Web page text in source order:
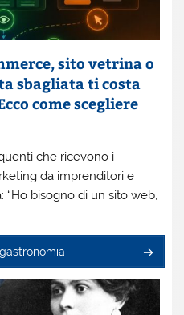
sito vetrina o
sbagliata ti costa
come scegliere
che ricevono i
da imprenditori e
bisogno di un sito web,